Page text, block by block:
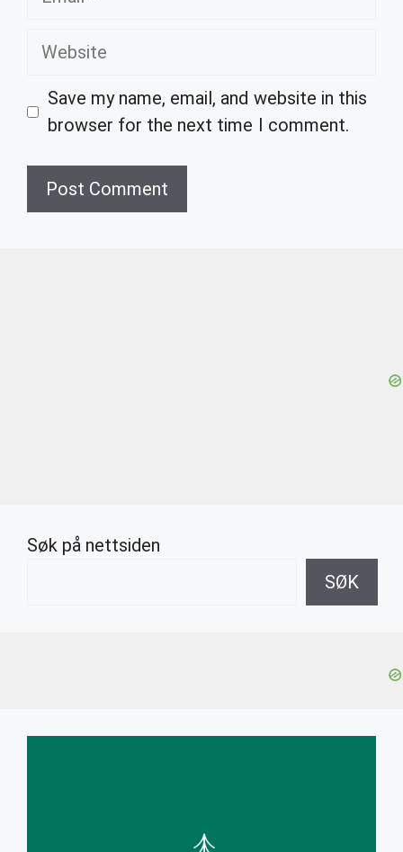
Website
Save my name, email, and website in this
browser for the next time I comment.
Søk på nettsiden
SØK